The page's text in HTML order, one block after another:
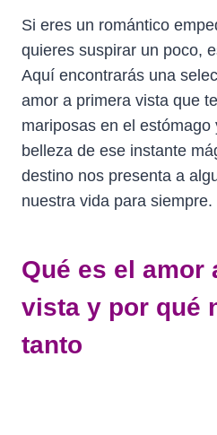
Si eres un romántico
quieres suspirar un poco,
Aquí encontrarás una
amor a primera vista que
mariposas en el estómago
belleza de ese instante
destino nos presenta a
nuestra vida para siempre.
Qué es el amor
vista y por qué
tanto